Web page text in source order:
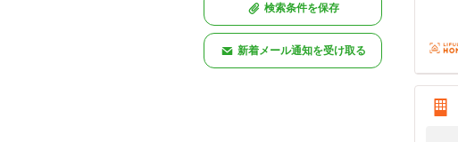
検索条件を保存
新着メール通知を受け取る